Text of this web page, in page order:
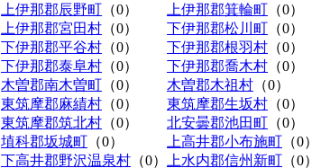
上伊那郡辰野町 （0） 上伊那郡箕輪町 （0）
上伊那郡宮田村 （0） 下伊那郡松川町 （0）
下伊那郡平谷村 （0） 下伊那郡根羽村 （0）
下伊那郡泰阜村 （0） 下伊那郡喬木村 （0）
木曽郡南木曽町 （0） 木曽郡木祖村 （0）
東筑摩郡麻績村 （0） 東筑摩郡生坂村 （0）
東筑摩郡筑北村 （0） 北安曇郡池田町 （0）
埴科郡坂城町 （0） 上高井郡小布施町 （0）
下高井郡野沢温泉村 （0） 上水内郡信州新町 （0）